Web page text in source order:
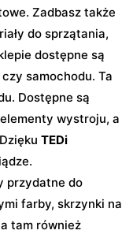
Zadbasz także
do sprzątania,
dostępne są
samochodu. Ta
Dostępne są
wystroju, a
TEDi
przydatne do
farby, skrzynki na
tam również